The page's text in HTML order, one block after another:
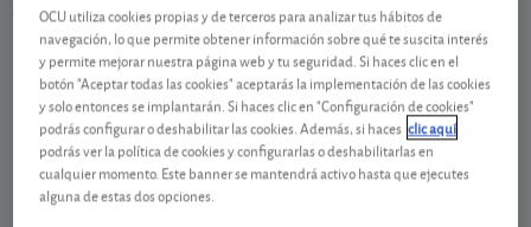
casas han estudiado la oferta. Vea las conclusiones.
Contenido reservado a SOCIOS
Gestiona tu dinero con visión
experta
OCU utiliza cookies propias y de terceros para analizar tus hábitos de
navegación, lo que permite obtener información sobre qué te suscita interés
y permite mejorar nuestra página web y tu seguridad. Si haces clic en el
botón "Aceptar todas las cookies" aceptarás la implementación de las cookies
y solo entonces se implantarán. Si haces clic en "Configuración de cookies"
podrás configurar o deshabilitar las cookies. Además, si haces clic aquí
podrás ver la política de cookies y configurarlas o deshabilitarlas en
cualquier momento. Este banner se mantendrá activo hasta que ejecutes
alguna de estas dos opciones.